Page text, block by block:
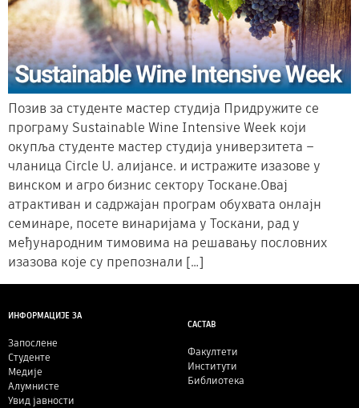
Позив за студенте мастер студија Придружите се
програму Sustainable Wine Intensive Week који
окупља студенте мастер студија универзитета –
чланица Circle U. алијансе. и истражите изазове у
винском и агрo бизнис сектору Тоскане.Овај
атрактиван и садржајан програм обухвата онлајн
семинаре, посете винаријама у Тоскани, рад у
међународним тимовима на решавању пословних
изазова које су препознали […]
ИНФОРМАЦИЈЕ ЗА
Запослене
Студенте
Медије
Алумнисте
Увид јавности
САСТАВ
Факултети
Институти
Библиотека